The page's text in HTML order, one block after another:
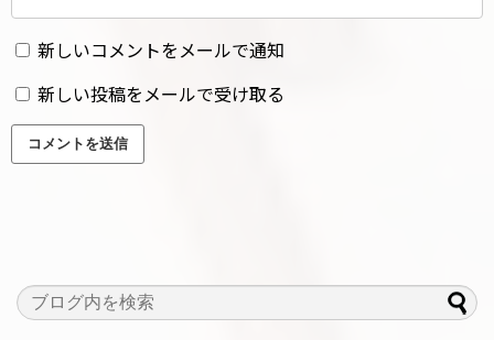
新しいコメントをメールで通知
新しい投稿をメールで受け取る